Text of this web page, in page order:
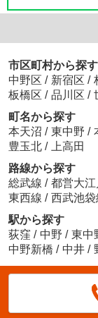
市区町村から探す
中野区 / 新宿区 /
板橋区 / 品川区 /
町名から探す
本天沼 / 東中野 /
豊玉北 /
上高田
路線から探す
総武線 / 都営大江
東西線 / 西武池袋
駅から探す
荻窪 / 中野 / 東中
中野新橋 / 中井 /